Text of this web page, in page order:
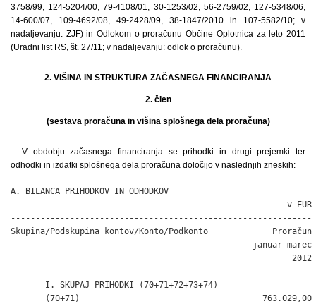
3758/99, 124-5204/00, 79-4108/01, 30-1253/02, 56-2759/02, 127-5348/06,
14-600/07, 109-4692/08, 49-2428/09, 38-1847/2010 in 107-5582/10; v
nadaljevanju: ZJF) in Odlokom o proračunu Občine Oplotnica za leto 2011
(Uradni list RS, št. 27/11; v nadaljevanju: odlok o proračunu).
2. VIŠINA IN STRUKTURA ZAČASNEGA FINANCIRANJA
2. člen
(sestava proračuna in višina splošnega dela proračuna)
V obdobju začasnega financiranja se prihodki in drugi prejemki ter
odhodki in izdatki splošnega dela proračuna določijo v naslednjih zneskih:
A. BILANCA PRIHODKOV IN ODHODKOV
                                                        v EUR
-------------------------------------------------------------
Skupina/Podskupina kontov/Konto/Podkonto             Proračun
                                                 januar–marec
                                                         2012
-------------------------------------------------------------
       I. SKUPAJ PRIHODKI (70+71+72+73+74)
       (70+71)                                     763.029,00